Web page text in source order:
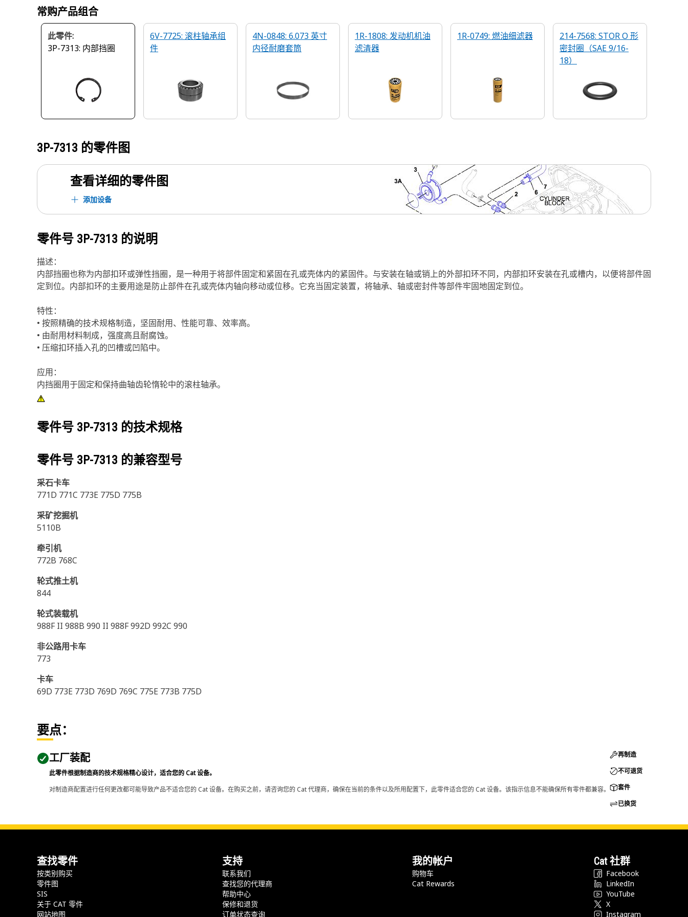
常购产品组合
此零件:
3P-7313: 内部挡圈
6V-7725: 滚柱轴承组
件
4N-0848: 6.073 英寸
内径耐磨套筒
1R-1808: 发动机机油
滤清器
1R-0749: 燃油细滤器
214-7568: STOR O 形
密封圈（SAE 9/16-
18）
3P-7313 的零件图
查看详细的零件图
添加设备
零件号 3P-7313 的说明
描述：
内部挡圈也称为内部扣环或弹性挡圈，是一种用于将部件固定和紧固在孔或壳体内的紧固件。与安装在轴或销上的外部扣环不同，内部扣环安装在孔或槽内，以便将部件固
定到位。内部扣环的主要用途是防止部件在孔或壳体内轴向移动或位移。它充当固定装置，将轴承、轴或密封件等部件牢固地固定到位。
特性：
• 按照精确的技术规格制造，坚固耐用、性能可靠、效率高。
• 由耐用材料制成，强度高且耐腐蚀。
• 压缩扣环插入孔的凹槽或凹陷中。
应用：
内挡圈用于固定和保持曲轴齿轮惰轮中的滚柱轴承。
零件号 3P-7313 的技术规格
零件号 3P-7313 的兼容型号
采石卡车
771D 771C 773E 775D 775B
采矿挖掘机
5110B
牵引机
772B 768C
轮式推土机
844
轮式装载机
988F II 988B 990 II 988F 992D 992C 990
非公路用卡车
773
卡车
69D 773E 773D 769D 769C 775E 773B 775D
要点：
工厂装配
此零件根据制造商的技术规格精心设计，适合您的 Cat 设备。
对制造商配置进行任何更改都可能导致产品不适合您的 Cat 设备。在购买之前，请咨询您的 Cat 代理商，确保在当前的条件以及所用配置下，此零件适合您的 Cat 设备。该指示信息不能确保所有零件都兼容。
再制造
不可退货
套件
已换货
查找零件
按类别购买
零件图
SIS
关于 CAT 零件
网站地图
支持
联系我们
查找您的代理商
帮助中心
保修和退货
订单状态查询
我的帐户
购物车
Cat Rewards
Cat 社群
Facebook
LinkedIn
YouTube
X
Instagram